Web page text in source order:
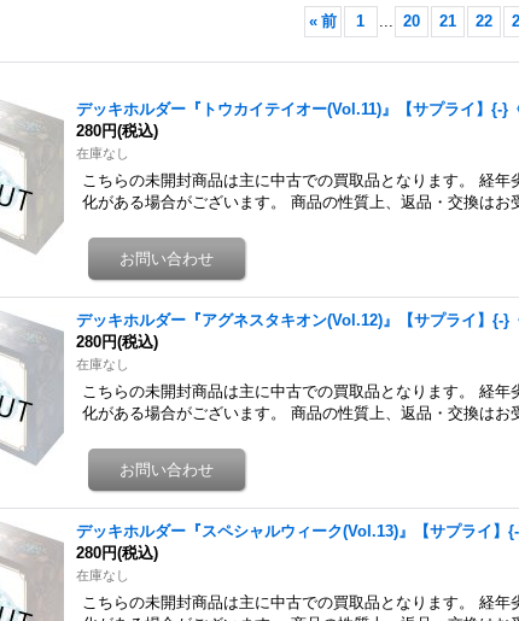
« 前 1 ... 20 21 22
デッキホルダー『トウカイテイオー(Vol.11)』【サプライ】{-}《
280円(税込)
在庫なし
こちらの未開封商品は主に中古での買取品となります。 経
化がある場合がございます。 商品の性質上、返品・交換はお
デッキホルダー『アグネスタキオン(Vol.12)』【サプライ】{-}
280円(税込)
在庫なし
こちらの未開封商品は主に中古での買取品となります。 経
化がある場合がございます。 商品の性質上、返品・交換はお
デッキホルダー『スペシャルウィーク(Vol.13)』【サプライ】{-
280円(税込)
在庫なし
こちらの未開封商品は主に中古での買取品となります。 経